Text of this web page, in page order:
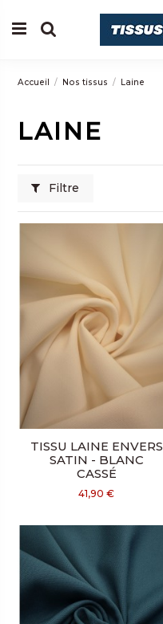
Accueil Nos tissus Laine
LAINE
Filtre
TISSU LAINE ENVERS
SATIN - BLANC
CASSÉ
41,90 €